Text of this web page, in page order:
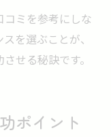
ミを参考にしな
を選ぶことが、
せる秘訣です。
ポイント